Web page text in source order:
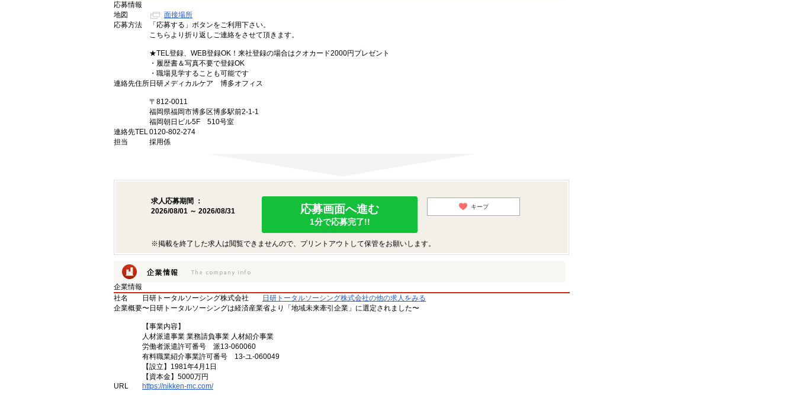
応募情報
地図
面接場所
応募方法
「応募する」ボタンをご利用下さい。
こちらより折り返しご連絡をさせて頂きます。
★TEL登録、WEB登録OK！来社登録の場合はクオカード2000円プレゼント
・履歴書＆写真不要で登録OK
・職場見学することも可能です
連絡先住所日研メディカルケア 博多オフィス
〒812-0011
福岡県福岡市博多区博多駅前2-1-1
福岡朝日ビル5F 510号室
連絡先TEL0120-802-274
担当
採用係
求人応募期間 ：
2026/08/01 ～ 2026/08/31
応募画面へ進む
1分で応募完了!!
キープ
※掲載を終了した求人は閲覧できませんので、プリントアウトして保管をお願いします。
企業情報
社名
日研トータルソーシング株式会社
日研トータルソーシング株式会社の他の求人をみる
企業概要〜日研トータルソーシングは経済産業省より「地域未来牽引企業」に選定されました〜
【事業内容】
人材派遣事業 業務請負事業 人材紹介事業
労働者派遣許可番号 派13-060060
有料職業紹介事業許可番号 13-ユ-060049
【設立】1981年4月1日
【資本金】5000万円
URL
https://nikken-mc.com/